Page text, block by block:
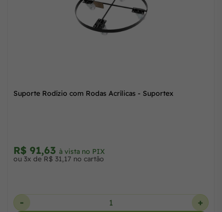
Suporte Rodízio com Rodas Acrílicas - Suportex
R$ 91,63 à vista no PIX
ou 3x de R$ 31,17 no cartão
+